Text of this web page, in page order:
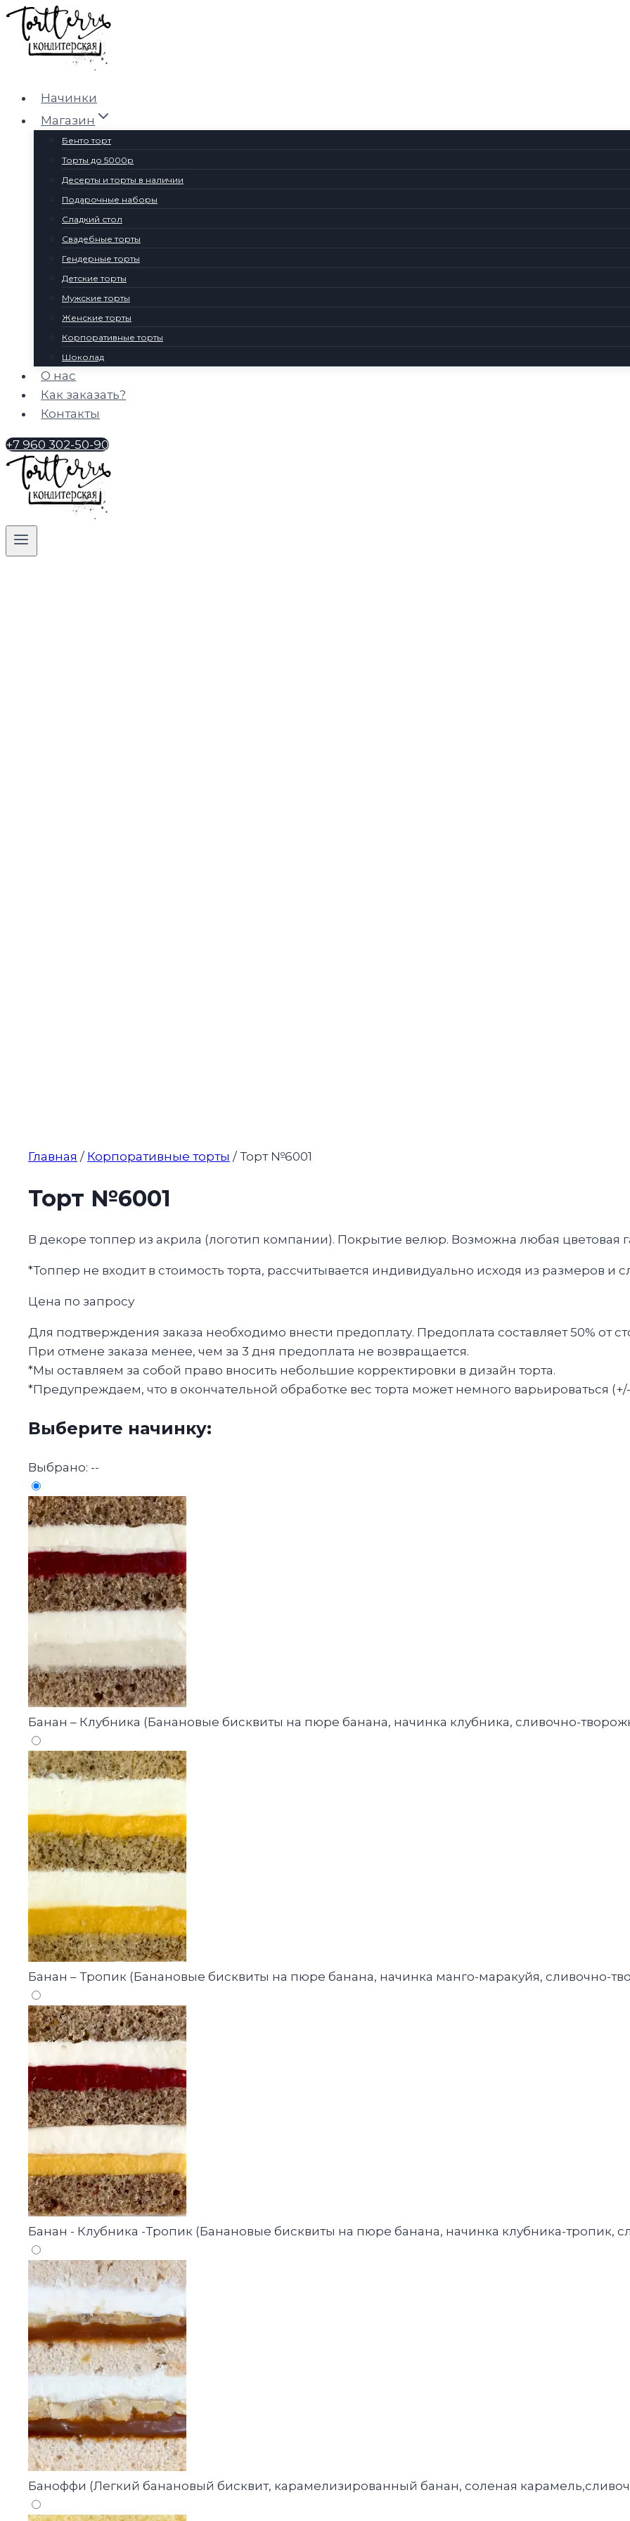
Перейти
содержимому
Начинки
Магазин
Бенто торт
Торты до 5000р
Десерты и торты в наличии
Подарочные наборы
Сладкий стол
Свадебные торты
Гендерные торты
Детские торты
Мужские торты
Женские торты
Корпоративные торты
Шоколад
О нас
Как заказать?
Контакты
+7 960 302-50-90
Главная / Корпоративные торты / Торт №6001
Торт №6001
В декоре топпер из акрила (логотип компании). Покрытие велюр. Возможна любая цветовая
*Топпер не входит в стоимость торта, рассчитывается индивидуально исходя из размеров и
Цена по запросу
Для подтверждения заказа необходимо внести предоплату. Предоплата составляет 50% от
При отмене заказа менее, чем за 3 дня предоплата не возвращается.
*Мы оставляем за собой право вносить небольшие корректировки в дизайн торта.
*Предупреждаем, что в окончательной обработке вес торта может немного варьироваться
Выберите начинку:
Выбрано: --
Банан – Клубника (Банановые бисквиты на пюре банана, начинка клубника, сливочно-
Банан – Тропик (Банановые бисквиты на пюре банана, начинка манго-маракуйя, сливочно-
Банан - Клубника -Тропик (Банановые бисквиты на пюре банана, начинка клубника-тропик,
Баноффи (Легкий банановый бисквит, карамелизированный банан, соленая